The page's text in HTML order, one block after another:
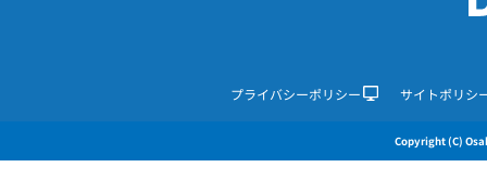
プライバシーポリシー サイトポリシ
Copyright (C)